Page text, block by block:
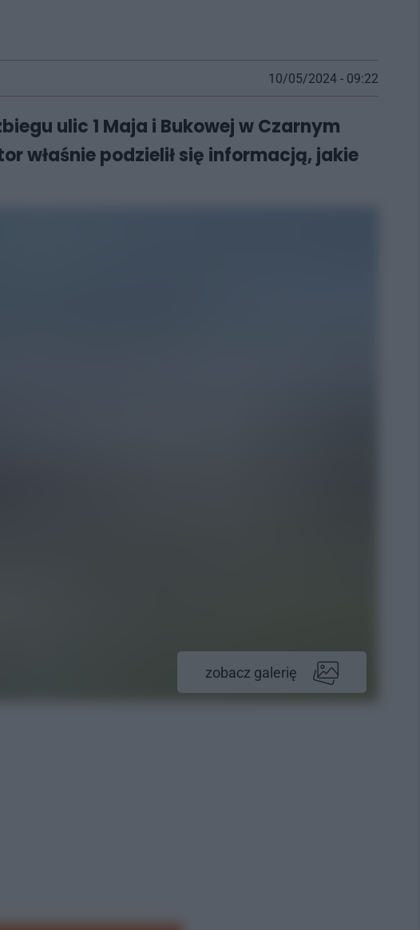
10/05/2024 - 09:22
ulic 1 Maja i Bukowej w Czarnym
właśnie podzielił się informacją, jakie
zobacz galerię